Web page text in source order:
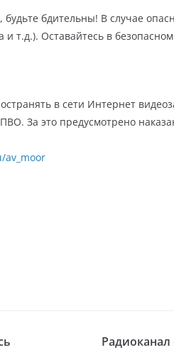
бдительны! В случае
т.д.). Оставайтесь в безопасном
в сети Интернет
За это предусмотрено
av_moor
Радиоканал